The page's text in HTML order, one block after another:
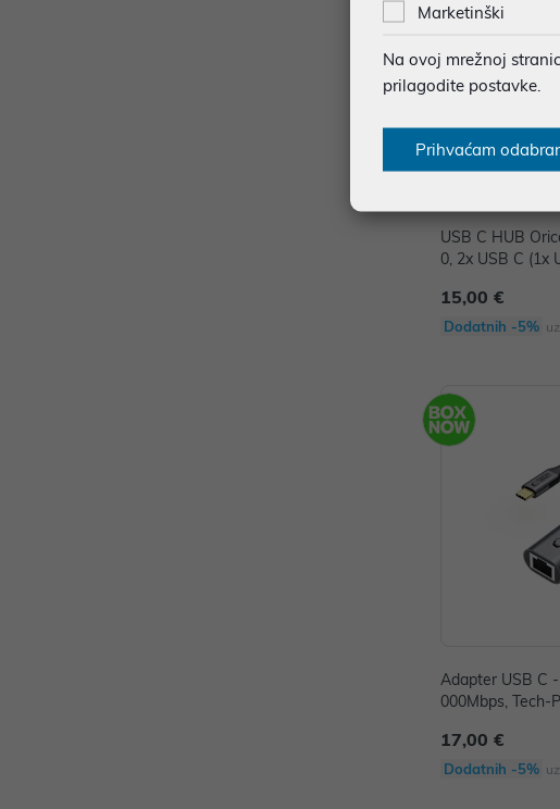
USB C HUB
0, 2x USB C (1x
15,00 €
Dodatnih -5% uz
Adapter USB C
000Mbps,
17,00 €
Dodatnih -5% uz
Marketinški
Na ovoj mrežnoj
prilagodite postavke.
Prihvaćam